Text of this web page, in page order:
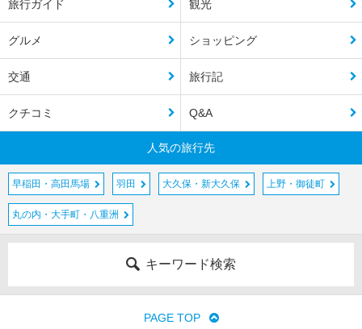
旅行ガイド 観光
グルメ ショッピング
交通 旅行記
クチコミ Q&A
人気の旅行先
早稲田・高田馬場 羽田 大久保・新大久保 上野・御徒町
丸の内・大手町・八重洲
キーワード検索
PAGE TOP